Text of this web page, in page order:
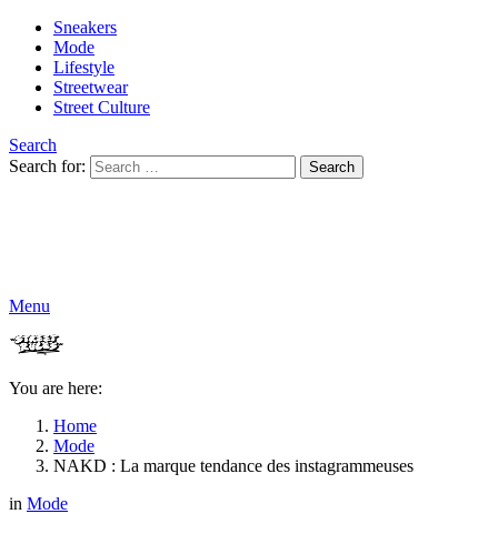
Sneakers
Mode
Lifestyle
Streetwear
Street Culture
Search
Search for:
Search
Menu
You are here:
Home
Mode
NAKD : La marque tendance des instagrammeuses
in Mode